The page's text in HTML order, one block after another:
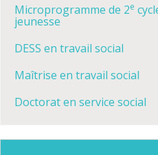
Microprogramme de 2e
jeunesse
DESS en travail social
Maîtrise en travail social
Doctorat en service social